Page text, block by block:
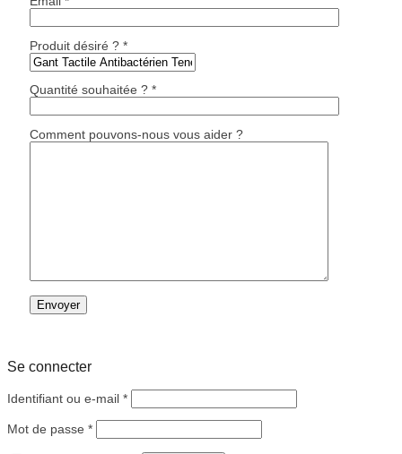
Produit désiré ? *
Quantité souhaitée ? *
Comment pouvons-nous vous aider ?
Se connecter
Identifiant ou e-mail *Obligatoire
Mot de passe *Obligatoire